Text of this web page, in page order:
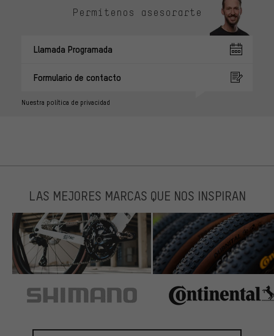
Permítenos asesorarte
Llamada Programada
Formulario de contacto
Nuestra política de privacidad
LAS MEJORES MARCAS QUE NOS INSPIRAN